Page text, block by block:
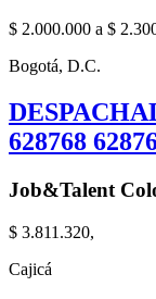
$ 2.000.000 a $
Bogotá, D.C.
628768
Job&Talent
$ 3.811.320,
Cajicá